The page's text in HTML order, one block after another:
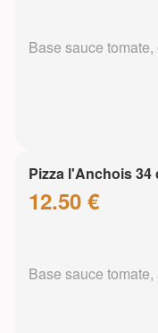
Base sauce
Pizza l'Anchois 34
12.50 €
Base sauce